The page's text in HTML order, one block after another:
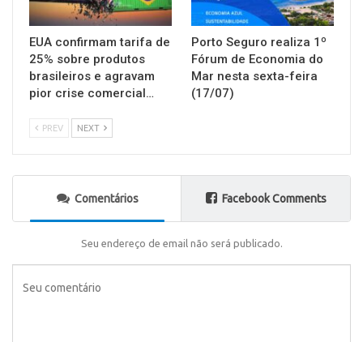
EUA confirmam tarifa de
25% sobre produtos
brasileiros e agravam
pior crise comercial…
Porto Seguro realiza 1º
Fórum de Economia do
Mar nesta sexta-feira
(17/07)
PREV NEXT
Comentários Facebook Comments
Seu endereço de email não será publicado.